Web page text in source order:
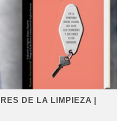
DE LA LIMPIEZA |